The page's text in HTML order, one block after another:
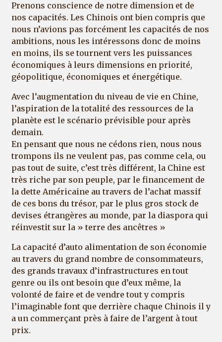
Prenons conscience de notre dimension et de
nos capacités. Les Chinois ont bien compris que
nous n’avions pas forcément les capacités de nos
ambitions, nous les intéressons donc de moins
en moins, ils se tournent vers les puissances
économiques à leurs dimensions en priorité,
géopolitique, économiques et énergétique.
Avec l’augmentation du niveau de vie en Chine,
l’aspiration de la totalité des ressources de la
planète est le scénario prévisible pour après
demain.
En pensant que nous ne cédons rien, nous nous
trompons ils ne veulent pas, pas comme cela, ou
pas tout de suite, c’est très différent, la Chine est
très riche par son peuple, par le financement de
la dette Américaine au travers de l’achat massif
de ces bons du trésor, par le plus gros stock de
devises étrangères au monde, par la diaspora qui
réinvestit sur la » terre des ancêtres »
La capacité d’auto alimentation de son économie
au travers du grand nombre de consommateurs,
des grands travaux d’infrastructures en tout
genre ou ils ont besoin que d’eux même, la
volonté de faire et de vendre tout y compris
l’imaginable font que derrière chaque Chinois il y
a un commerçant près à faire de l’argent à tout
prix.